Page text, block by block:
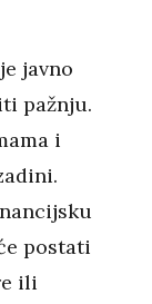
javno
pažnju.
i
postati
ili